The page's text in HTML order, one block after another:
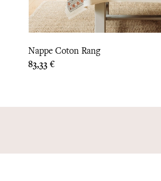
Nappe Coton Rang
Prix
83,33 €